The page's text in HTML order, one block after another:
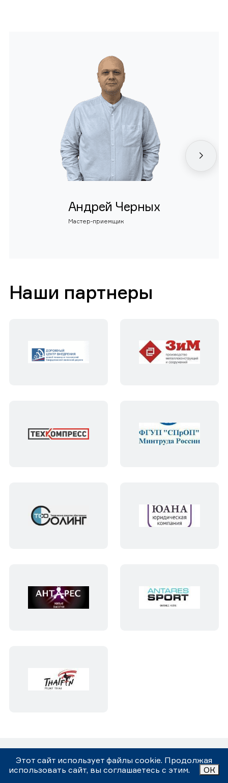
Андрей Черных
Мастер-приемщик
Наши партнеры
Этот сайт использует файлы cookie. Продолжая
использовать сайт, вы соглашаетесь с этим.
ОК